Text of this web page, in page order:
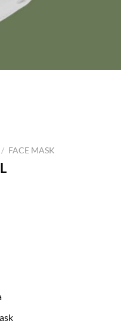
/ FACE MASK